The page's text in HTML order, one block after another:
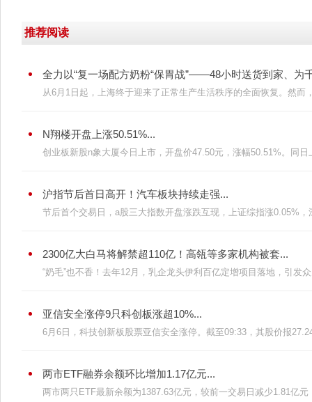
推荐阅读
全力以“复一场配方奶粉“保胃战”——48小时送货到家、为
从6月1日起，上海终于迎来了正常生产生活秩序的全面恢复。然而
N翔楼开盘上涨50.51%...
创业板新股n象大厦今日上市，开盘价47.50元，涨幅50.51%。同日
沪指节后首日高开！汽车板块持续走强...
节后首个交易日，a股三大指数开盘涨跌互现，上证综指涨0.05%，
2300亿大白马将解禁超110亿！高瓴等多家机构被套...
“奶毛”也不香！去年12月，乳企龙头伊利百亿定增项目落地，引发
亚信安全涨停9只科创板涨超10%...
6月6日，科技创新板股票亚信安全涨停。截至09:33，其股价报
两市ETF融券余额环比增加1.17亿元...
两市两只ETF最新余额为1387.63亿元，较前一交易日减少1.81亿元